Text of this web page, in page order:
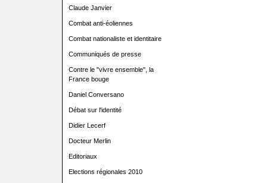
Claude Janvier
Combat anti-éoliennes
Combat nationaliste et identitaire
Communiqués de presse
Contre le "vivre ensemble", la
France bouge
Daniel Conversano
Débat sur l'identité
Didier Lecerf
Docteur Merlin
Editoriaux
Elections régionales 2010